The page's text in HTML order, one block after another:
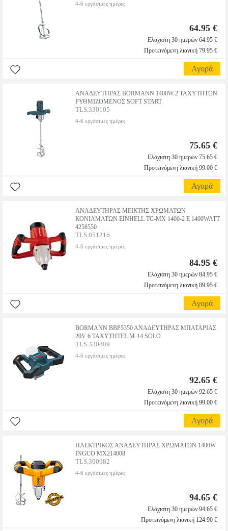
4-6 εργάσιμες ημέρες
64.95 €
Ελάχιστη 30 ημερών 64.95 €
Προτεινόμενη λιανική 79.95 €
Αγορά
ΑΝΑΔΕΥΤΗΡΑΣ BORMANN 1400W 2 ΤΑΧΥΤΗΤΩΝ
ΡΥΘΜΙΖΟΜΕΝΟΣ SOFT START
TLS.330105
4-6 εργάσιμες ημέρες
75.65 €
Ελάχιστη 30 ημερών 75.65 €
Προτεινόμενη λιανική 99.00 €
Αγορά
ΑΝΑΔΕΥΤΗΡΑΣ ΜΕΙΚΤΗΣ ΧΡΩΜΑΤΩΝ
ΚΟΝΙΑΜΑΤΩΝ EINHELL TC-MX 1400-2 Ε 1400WATT
4258550
TLS.051216
4-6 εργάσιμες ημέρες
84.95 €
Ελάχιστη 30 ημερών 84.95 €
Προτεινόμενη λιανική 89.95 €
Αγορά
BORMANN BBP5350 AΝΑΔΕΥΤΗΡΑΣ ΜΠΑΤΑΡΙΑΣ
20V 6 ΤΑΧΥΤΗΤΕΣ Μ-14 SOLO
TLS.330889
4-6 εργάσιμες ημέρες
92.65 €
Ελάχιστη 30 ημερών 92.65 €
Προτεινόμενη λιανική 99.00 €
Αγορά
ΗΛΕΚΤΡΙΚΟΣ ΑΝΑΔΕΥΤΗΡΑΣ ΧΡΩΜΑΤΩΝ 1400W
INGCO MX214008
TLS.390982
4-6 εργάσιμες ημέρες
94.65 €
Ελάχιστη 30 ημερών 94.65 €
Προτεινόμενη λιανική 124.90 €